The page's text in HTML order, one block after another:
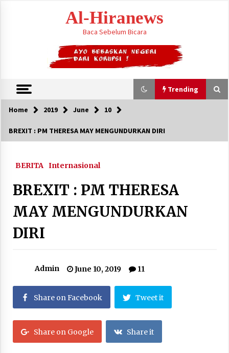
Al-Hiranews
Baca Sebelum Bicara
Trending
Trending
August 4, 2026
Jelang Armuzna, Kemenhaj Fokus Layani
May 17, 2026
Hari Keempat Operasional Haji 2026, 15.349
Jemaah Telah Diberangkatkan
April 25, 2026
Bapenda Provinsi Banten Gandeng Politisi PKB
Gelar Penyuluhan Optimalisasi Pajak Daerah di
Home 2019 June 10
BREXIT : PM THERESA MAY MENGUNDURKAN DIRI
BERITA Internasional
BREXIT : PM THERESA
MAY MENGUNDURKAN
DIRI
Admin June 10, 2019 11
Share on Facebook Tweet it
Share on Google Share it